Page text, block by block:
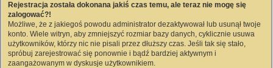
Rejestracja została dokonana jakiś czas temu, ale teraz nie mogę się
zalogować?!
Możliwe, że z jakiegoś powodu administrator dezaktywował lub usunął twoje
konto. Wiele witryn, aby zmniejszyć rozmiar bazy danych, cyklicznie usuwa
użytkowników, którzy nic nie pisali przez dłuższy czas. Jeśli tak się stało,
spróbuj zarejestrować się ponownie i bądź bardziej aktywnym i
zaangażowanym w dyskusje użytkownikiem.